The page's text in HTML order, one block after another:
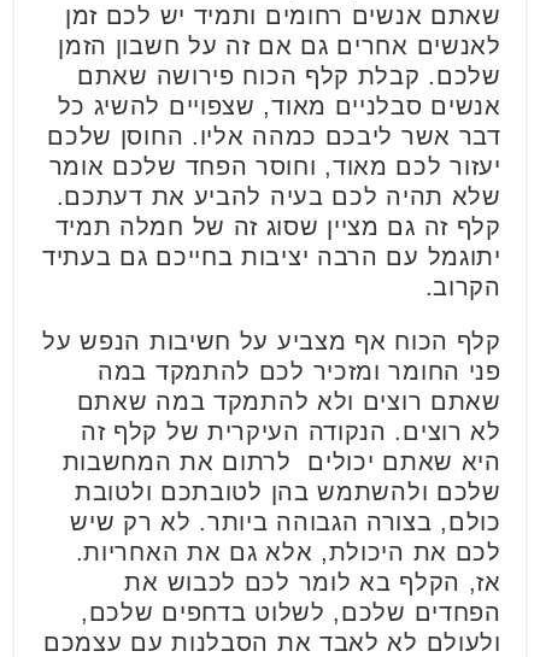
שאתם אנשים רחומים ותמיד יש לכם זמן
לאנשים אחרים גם אם זה על חשבון הזמן
שלכם. קבלת קלף הכוח פירושה שאתם
אנשים סבלניים מאוד, שצפויים להשיג כל
דבר אשר ליבכם כמהה אליו. החוסן שלכם
יעזור לכם מאוד, וחוסר הפחד שלכם אומר
שלא תהיה לכם בעיה להביע את דעתכם.
קלף זה גם מציין שסוג זה של חמלה תמיד
יתוגמל עם הרבה יציבות בחייכם גם בעתיד
הקרוב.
קלף הכוח אף מצביע על חשיבות הנפש על
פני החומר ומזכיר לכם להתמקד במה
שאתם רוצים ולא להתמקד במה שאתם
לא רוצים. הנקודה העיקרית של קלף זה
היא שאתם יכולים לרתום את המחשבות
שלכם ולהשתמש בהן לטובתכם ולטובת
כולם, בצורה הגבוהה ביותר. לא רק שיש
לכם את היכולת, אלא גם את האחריות.
אז, הקלף בא לומר לכם לכבוש את
הפחדים שלכם, לשלוט בדחפים שלכם,
ולעולם לא לאבד את הסבלנות עם עצמכם